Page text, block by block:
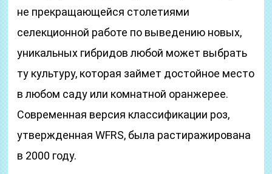
не прекращающейся столетиями
селекционной работе по выведению новых,
уникальных гибридов любой может выбрать
ту культуру, которая займет достойное место
в любом саду или комнатной оранжерее.
Современная версия классификации роз,
утвержденная WFRS, была растиражирована
в 2000 году.